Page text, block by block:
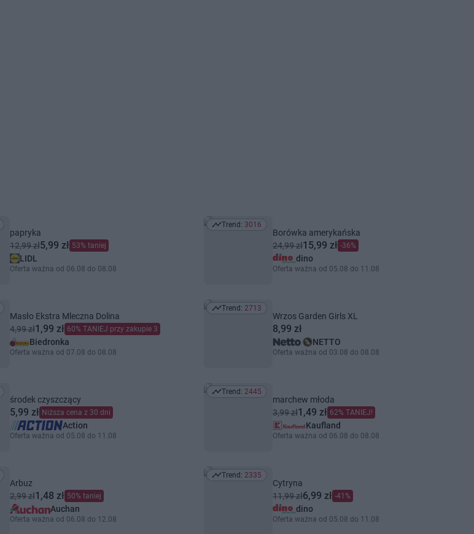
papryka
12,99 zł5,99 zł 53% taniej
LIDL
Oferta ważna od 06.08 do 08.08
Trend: 3016
Trend: 3016
Borówka amerykańska
24,99 zł15,99 zł -36%
dino
Oferta ważna od 05.08 do 11.08
Masło Ekstra Mleczna Dolina
4,99 zł1,99 zł 60% TANIEJ przy zakupie 3
Biedronka
Oferta ważna od 07.08 do 08.08
Trend: 2713
Trend: 2713
Wrzos Garden Girls XL
8,99 zł
NETTO
Oferta ważna od 03.08 do 08.08
środek czyszczący
5,99 zł Niższa cena z 30 dni
Action
Oferta ważna od 05.08 do 11.08
Trend: 2445
Trend: 2445
marchew młoda
3,99 zł1,49 zł 62% TANIEJ!
Kaufland
Oferta ważna od 06.08 do 08.08
Arbuz
2,99 zł1,48 zł 50% taniej
Auchan
Oferta ważna od 06.08 do 12.08
Trend: 2335
Trend: 2335
Cytryna
11,99 zł6,99 zł -41%
dino
Oferta ważna od 05.08 do 11.08